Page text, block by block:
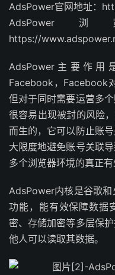
AdsPower官网地址：
https://
AdsPower主要作
Facebook，Facebook
但对于同时需要运营多
很容易出现被封的风险
而生的，它可以防止账
大限度地避免账号关联
多个浏览器环境的真正有
AdsPower内核是谷歌
功能，能有效保障数据
密、存储加密等多层保
他人可以读取其数据。